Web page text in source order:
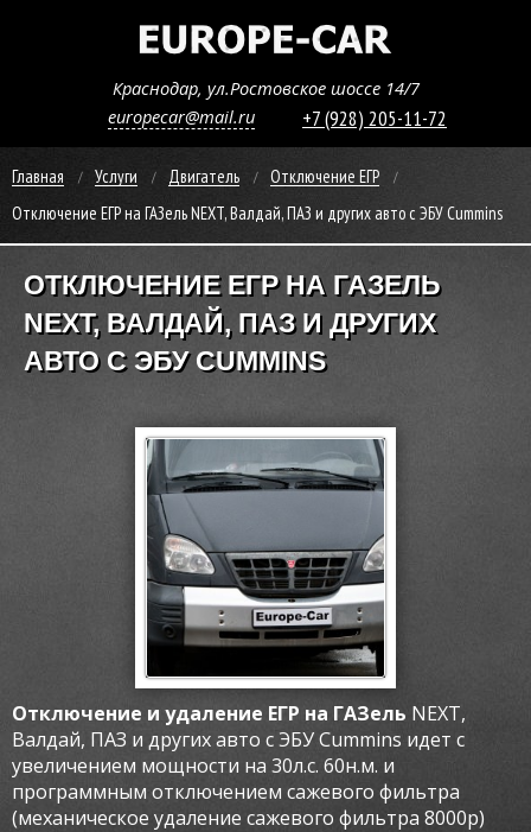
Краснодар, ул.Ростовское шоссе 14/7
europecar@mail.ru
+7 (928) 205-11-72
Главная Услуги Двигатель
Отключение ЕГР
Отключение ЕГР на ГАЗель NEXT, Валдай, ПАЗ и других авто с ЭБУ Cummins
ОТКЛЮЧЕНИЕ ЕГР НА ГАЗЕЛЬ
NEXT, ВАЛДАЙ, ПАЗ И ДРУГИХ
АВТО С ЭБУ CUMMINS
Отключение и удаление ЕГР на ГАЗель NEXT,
Валдай, ПАЗ и других авто с ЭБУ Cummins идет с
увеличением мощности на 30л.с. 60н.м. и
программным отключением сажевого фильтра
(механическое удаление сажевого фильтра 8000р)